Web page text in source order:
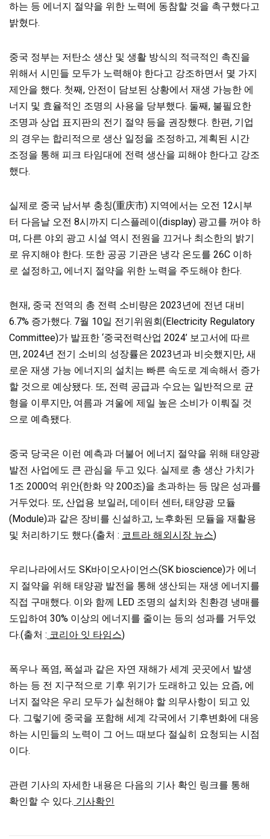
하는 등 에너지 절약을 위한 노력에 동참할 것을 촉구했다고
밝혔다.
중국 정부는 저탄소 생산 및 생활 방식의 적극적인 촉진을
위해서 시민들 모두가 노력해야 한다고 강조하면서 몇 가지
제안을 했다. 첫째, 안전이 담보된 상황에서 재생 가능한 에
너지 및 효율적인 조명의 사용을 당부했다. 둘째, 불필요한
조명과 상업 표지판의 전기 절약 등을 권장했다. 한편, 기업
의 경우는 합리적으로 생산 일정을 조정하고, 계획된 시간
조정을 통해 피크 타임대에 전력 생산을 피해야 한다고 강조
했다.
실제로 중국 남서부 충칭(重庆市) 지역에서는 오전 12시부
터 다음날 오전 8시까지 디스플레이(display) 광고를 꺼야 하
며, 다른 야외 광고 시설 역시 전원을 끄거나 최소한의 밝기
로 유지해야 한다. 또한 공공 기관은 냉각 온도를 26C 이하
로 설정하고, 에너지 절약을 위한 노력을 주도해야 한다.
현재, 중국 전역의 총 전력 소비량은 2023년에 전년 대비
6.7% 증가했다. 7월 10일 전기위원회(Electricity Regulatory
Committee)가 발표한 ‘중국전력산업 2024’ 보고서에 따르
면, 2024년 전기 소비의 성장률은 2023년과 비슷했지만, 새
로운 재생 가능 에너지의 설치는 빠른 속도로 계속해서 증가
할 것으로 예상됐다. 또, 전력 공급과 수요는 일반적으로 균
형을 이루지만, 여름과 겨울에 제일 높은 소비가 이뤄질 것
으로 예측됐다.
중국 당국은 이런 예측과 더불어 에너지 절약을 위해 태양광
발전 사업에도 큰 관심을 두고 있다. 실제로 총 생산 가치가
1조 2000억 위안(한화 약 200조)을 초과하는 등 많은 성과를
거두었다. 또, 산업용 보일러, 데이터 센터, 태양광 모듈
(Module)과 같은 장비를 신설하고, 노후화된 모듈을 재활용
및 처리하기도 했다.(출처 : 코트라 해외시장 뉴스)
우리나라에서도 SK바이오사이언스(SK bioscience)가 에너
지 절약을 위해 태양광 발전을 통해 생산되는 재생 에너지를
직접 구매했다. 이와 함께 LED 조명의 설치와 친환경 냉매를
도입하여 30% 이상의 에너지를 줄이는 등의 성과를 거두었
다.(출처 : 코리아 잇 타임스)
폭우나 폭염, 폭설과 같은 자연 재해가 세계 곳곳에서 발생
하는 등 전 지구적으로 기후 위기가 도래하고 있는 요즘, 에
너지 절약은 우리 모두가 실천해야 할 의무사항이 되고 있
다. 그렇기에 중국을 포함해 세계 각국에서 기후변화에 대응
하는 시민들의 노력이 그 어느 때보다 절실히 요청되는 시점
이다.
관련 기사의 자세한 내용은 다음의 기사 확인 링크를 통해
확인할 수 있다. 기사확인